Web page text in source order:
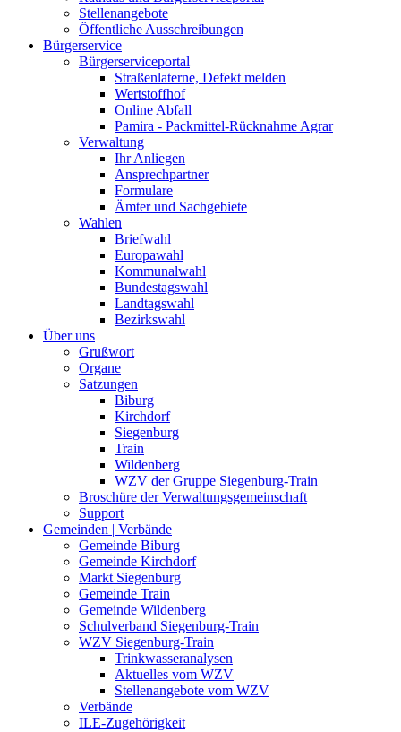
Stellenangebote
Öffentliche Ausschreibungen
Bürgerservice
Bürgerserviceportal
Straßenlaterne, Defekt melden
Wertstoffhof
Online Abfall
Pamira - Packmittel-Rücknahme Agrar
Verwaltung
Ihr Anliegen
Ansprechpartner
Formulare
Ämter und Sachgebiete
Wahlen
Briefwahl
Europawahl
Kommunalwahl
Bundestagswahl
Landtagswahl
Bezirkswahl
Über uns
Grußwort
Organe
Satzungen
Biburg
Kirchdorf
Siegenburg
Train
Wildenberg
WZV der Gruppe Siegenburg-Train
Broschüre der Verwaltungsgemeinschaft
Support
Gemeinden | Verbände
Gemeinde Biburg
Gemeinde Kirchdorf
Markt Siegenburg
Gemeinde Train
Gemeinde Wildenberg
Schulverband Siegenburg-Train
WZV Siegenburg-Train
Trinkwasseranalysen
Aktuelles vom WZV
Stellenangebote vom WZV
Verbände
ILE-Zugehörigkeit